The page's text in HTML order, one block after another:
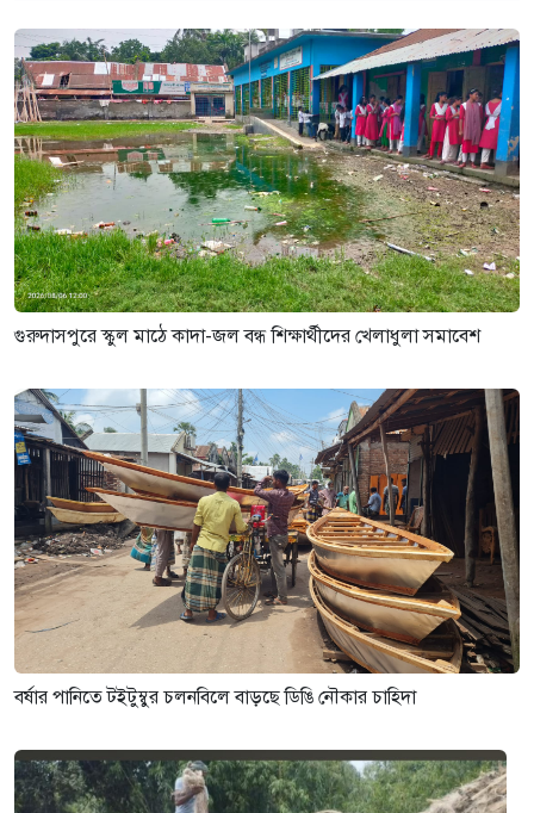
পাম্প,দোকান ও বসতবাড়ি
৩ সপ্তাহ আগে
গুরুদাসপুরে স্কুল মাঠে কাদা-জল বন্ধ শিক্ষার্থীদের খেলাধুলা সমাবেশ
বর্ষার পানিতে টইটুম্বুর চলনবিলে বাড়ছে ডিঙি নৌকার চাহিদা